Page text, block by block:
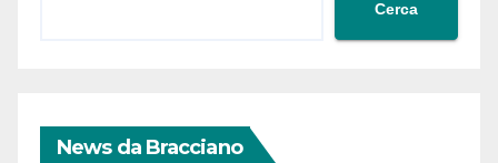
Cerca
News da Bracciano